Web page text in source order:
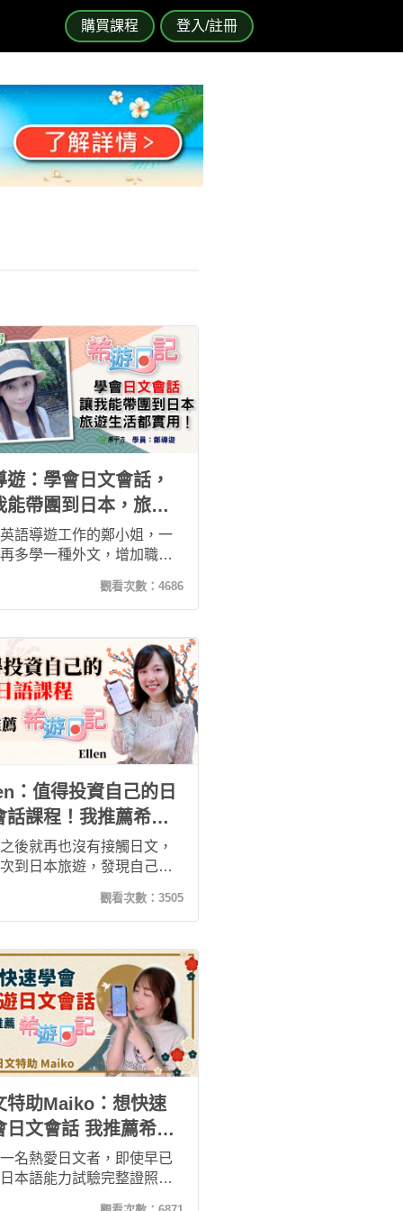
購買課程 登入/註冊
遊：學會日文會話，
能帶團到日本，旅遊
都實用！
語導遊工作的鄭小姐，一
多學一種外文，增加職場
遂決定將空出來的時間拿來
修，希遊日記情境式的學
彿讓她用手機旅行了一趟
樣，在邊玩邊學習的過程
記住了諸多旅遊生活實用
，不論未來是要自助旅行或
，通通沒問題！
觀看次數： 4686
：值得投資自己的日
話課程！我推薦希遊
！
後就再也沒有接觸日文，
到日本旅遊，發現自己還
語學習的我，發現希平方的
記課程！非常適合想練習
話的學習者！
觀看次數： 3505
特助Maiko：想快速
日文會話 我推薦希遊
名熱愛日文者，即使早已
本語能力試驗完整證照，